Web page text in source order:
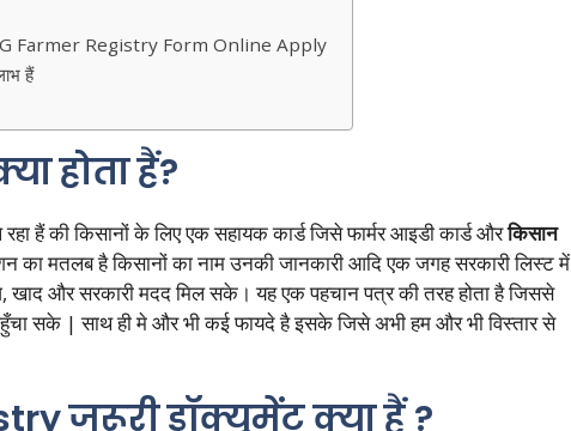
Farmer Registry Form Online Apply
हैं
होता हैं?
रहा हैं की किसानों के लिए एक सहायक कार्ड जिसे फार्मर आइडी कार्ड औरकिसान
का मतलब है किसानों का नाम उनकी जानकारी आदि एक जगह सरकारी लिस्ट में
खाद और सरकारी मदद मिल सके। यह एक पहचान पत्र की तरह होता है जिससे
सके | साथ ही मे और भी कई फायदे है इसके जिसे अभी हम और भी विस्तार से
जरूरी डॉक्यूमेंट क्या हैं ?